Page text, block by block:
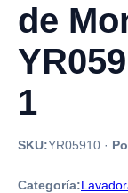
de
1
SKU:YR05910 ·
Categoría: